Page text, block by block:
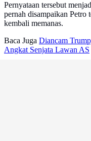
Pernyataan tersebut
pernah disampaikan Petro
kembali memanas.
Baca Juga Diancam
Angkat Senjata Lawan AS